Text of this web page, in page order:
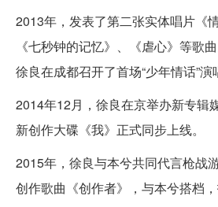
2013年，发表了第二张实体唱片《
《七秒钟的记忆》、《虐心》等歌
徐良在成都召开了首场“少年情话”演
2014年12月，徐良在京举办新专辑
新创作大碟《我》正式同步上线。
2015年，徐良与本兮共同代言枪战
创作歌曲《创作者》，与本兮搭档